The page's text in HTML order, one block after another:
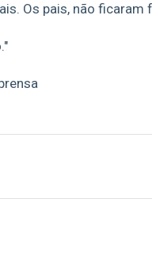
Os pais, não ficaram